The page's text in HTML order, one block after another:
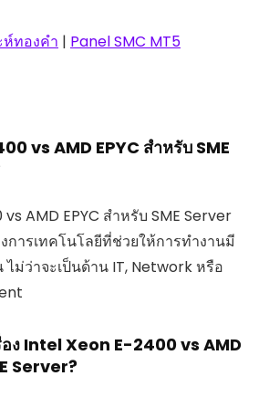
ห์ทองคำ | Panel SMC MT5
vs AMD EPYC สำหรับ SME
AMD EPYC สำหรับ SME Server
ารเทคโนโลยีที่ช่วยให้การทำงานมี
ม่ว่าจะเป็นด้าน IT, Network หรือ
อง Intel Xeon E-2400 vs AMD
Server?